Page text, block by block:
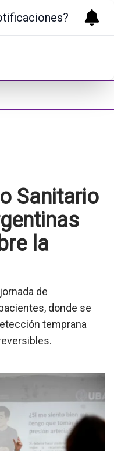
Sanitario
la
de
donde se
temprana